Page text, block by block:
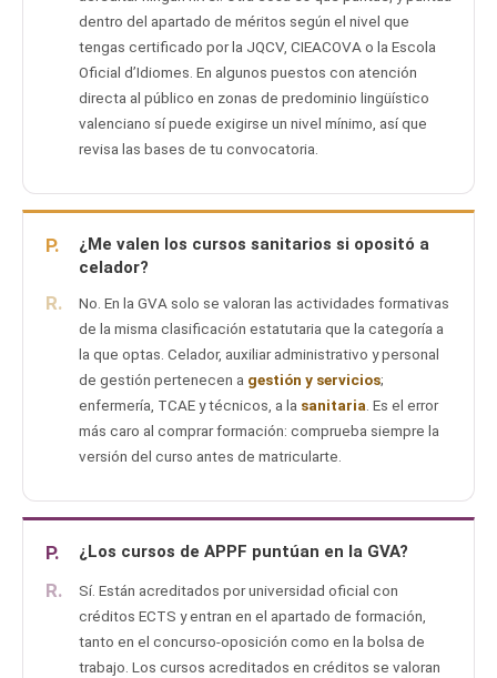
dentro del apartado de méritos según el nivel que
tengas certificado por la JQCV, CIEACOVA o la Escola
Oficial d’Idiomes. En algunos puestos con atención
directa al público en zonas de predominio lingüístico
valenciano sí puede exigirse un nivel mínimo, así que
revisa las bases de tu convocatoria.
P.
¿Me valen los cursos sanitarios si opositó a
celador?
R.
No. En la GVA solo se valoran las actividades formativas
de la misma clasificación estatutaria que la categoría a
la que optas. Celador, auxiliar administrativo y personal
de gestión pertenecen a gestión y servicios;
enfermería, TCAE y técnicos, a la sanitaria . Es el error
más caro al comprar formación: comprueba siempre la
versión del curso antes de matricularte.
P. ¿Los cursos de APPF puntúan en la GVA?
R.
Sí. Están acreditados por universidad oficial con
créditos ECTS y entran en el apartado de formación,
tanto en el concurso-oposición como en la bolsa de
trabajo. Los cursos acreditados en créditos se valoran